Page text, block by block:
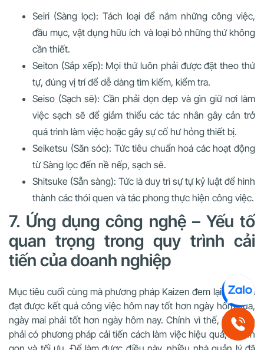
Seiri (Sàng lọc): Tách loại để nắm những công việc,
đầu mục, vật dụng hữu ích và loại bỏ những thứ không
cần thiết.
Seiton (Sắp xếp): Mọi thứ luôn phải được đặt theo thứ
tự, đúng vị trí để dễ dàng tìm kiếm, kiểm tra.
Seiso (Sạch sẽ): Cần phải dọn dẹp và gìn giữ nơi làm
việc sạch sẽ để giảm thiểu các tác nhân gây cản trở
quá trình làm việc hoặc gây sự cố hư hỏng thiết bị.
Seiketsu (Săn sóc): Tức tiêu chuẩn hoá các hoạt động
từ Sàng lọc đến nề nếp, sạch sẽ.
Shitsuke (Sẵn sàng): Tức là duy trì sự tự kỷ luật để hình
thành các thói quen và tác phong thực hiện công việc.
7. Ứng dụng công nghệ – Yếu tố
quan trọng trong quy trình cải
tiến của doanh nghiệp
Mục tiêu cuối cùng mà phương pháp Kaizen đem lại chính là
đạt được kết quả công việc hôm nay tốt hơn ngày hôm qua,
ngày mai phải tốt hơn ngày hôm nay. Chính vì thế, bạn cần
phải có phương pháp cải tiến cách làm việc hiệu quả, nhanh